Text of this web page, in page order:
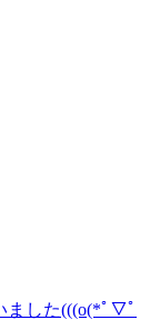
ました(((o(*ﾟ▽ﾟ